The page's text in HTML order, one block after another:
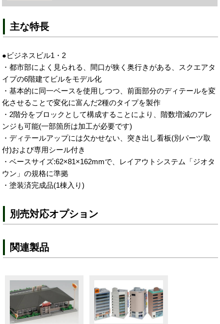
主な特長
●ビジネスビル1・2
・都市部によく見られる、間口が狭く奥行きがある、スクエアタ
イプの6階建てビルをモデル化
・基本的に同一ベースを使用しつつ、前面部分のディテールを変
化させることで変化に富んだ2種のタイプを製作
・2階分をブロックとして構成することにより、階数増減のアレ
ンジも可能(一部箇所は加工が必要です)
・ディテールアップには欠かせない、突き出し看板(別パーツ取
付)および専用シール付き
・ベースサイズ:62×81×162mmで、レイアウトシステム「ジオタ
ウン」の規格に準拠
・塗装済完成品(1棟入り)
別売対応オプション
関連製品